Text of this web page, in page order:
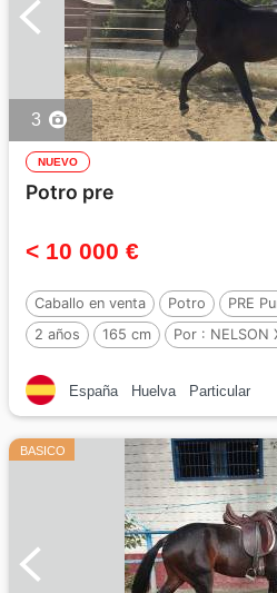
3
NUEVO
Potro pre
< 10 000 €
Caballo en venta Potro PRE
2 años
165 cm Por : NELSON
España Huelva Particular
BASICO